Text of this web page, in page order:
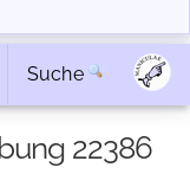
Suche
22386